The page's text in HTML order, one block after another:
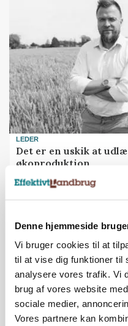
Denne hjemmeside
Vi bruger cookies til at
til at vise dig funktioner til
analysere vores trafik. Vi
brug af vores website
sociale medier,
Vores partnere kan
LEDER
Det er en uskik at
økoproduktion
HØST-TOUR